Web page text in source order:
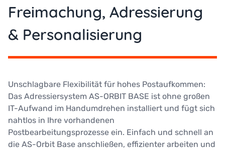
Freimachung, Adressierung
& Personalisierung
Unschlagbare Flexibilität für hohes Postaufkommen:
Das Adressiersystem AS-ORBIT BASE ist ohne großen
IT-Aufwand im Handumdrehen installiert und fügt sich
nahtlos in Ihre vorhandenen
Postbearbeitungsprozesse ein. Einfach und schnell an
die AS-Orbit Base anschließen, effizienter arbeiten und